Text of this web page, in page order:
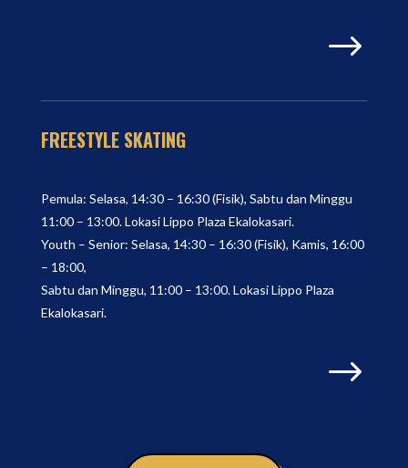
$
FREESTYLE SKATING
Pemula: Selasa, 14:30 – 16:30 (Fisik), Sabtu dan Minggu
11:00 – 13:00. Lokasi Lippo Plaza Ekalokasari.
Youth – Senior: Selasa, 14:30 – 16:30 (Fisik), Kamis, 16:00
– 18:00,
Sabtu dan Minggu, 11:00 – 13:00. Lokasi Lippo Plaza
Ekalokasari.
$